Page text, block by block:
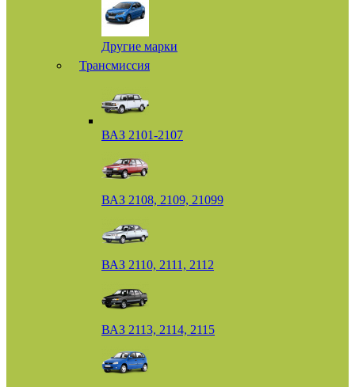
Другие марки
Трансмиссия
ВАЗ 2101-2107
ВАЗ 2108, 2109, 21099
ВАЗ 2110, 2111, 2112
ВАЗ 2113, 2114, 2115